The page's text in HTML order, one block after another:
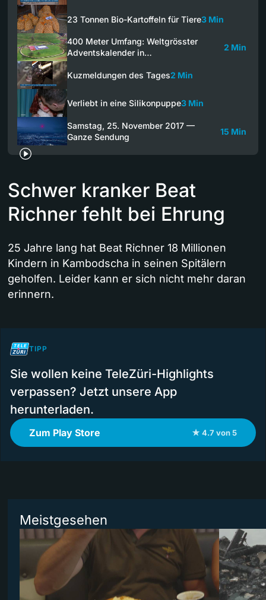
23 Tonnen Bio-Kartoffeln für Tiere3 Min
400 Meter Umfang: Weltgrösster
Adventskalender in…
2 Min
Kuzmeldungen des Tages2 Min
Verliebt in eine Silikonpuppe3 Min
Samstag, 25. November 2017 —
Ganze Sendung
15 Min
Schwer kranker Beat
Richner fehlt bei Ehrung
25 Jahre lang hat Beat Richner 18 Millionen
Kindern in Kambodscha in seinen Spitälern
geholfen. Leider kann er sich nicht mehr daran
erinnern.
TIPP
Sie wollen keine TeleZüri-Highlights
verpassen? Jetzt unsere App
herunterladen.
Zum Play Store ★ 4.7 von 5
Meistgesehen